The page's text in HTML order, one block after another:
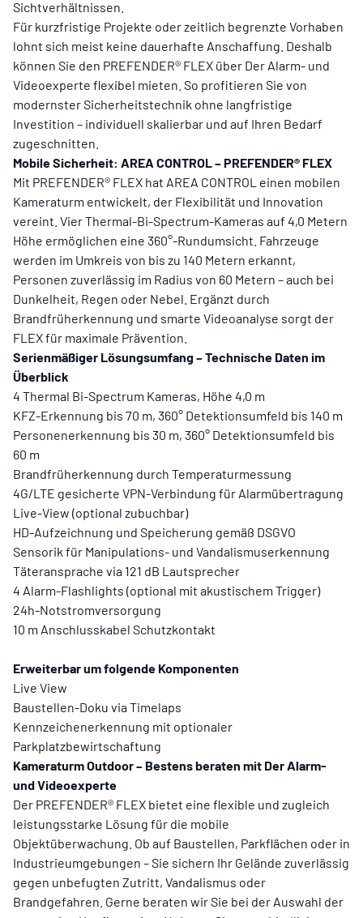
Sichtverhältnissen.
Für kurzfristige Projekte oder zeitlich begrenzte Vorhaben
lohnt sich meist keine dauerhafte Anschaffung. Deshalb
können Sie den PREFENDER® FLEX über Der Alarm- und
Videoexperte flexibel mieten. So profitieren Sie von
modernster Sicherheitstechnik ohne langfristige
Investition – individuell skalierbar und auf Ihren Bedarf
zugeschnitten.
Mobile Sicherheit: AREA CONTROL – PREFENDER® FLEX
Mit PREFENDER® FLEX hat AREA CONTROL einen mobilen
Kameraturm entwickelt, der Flexibilität und Innovation
vereint. Vier Thermal-Bi-Spectrum-Kameras auf 4,0 Metern
Höhe ermöglichen eine 360°-Rundumsicht. Fahrzeuge
werden im Umkreis von bis zu 140 Metern erkannt,
Personen zuverlässig im Radius von 60 Metern – auch bei
Dunkelheit, Regen oder Nebel. Ergänzt durch
Brandfrüherkennung und smarte Videoanalyse sorgt der
FLEX für maximale Prävention.
Serienmäßiger Lösungsumfang – Technische Daten im
Überblick
4 Thermal Bi-Spectrum Kameras, Höhe 4,0 m
KFZ-Erkennung bis 70 m, 360° Detektionsumfeld bis 140 m
Personenerkennung bis 30 m, 360° Detektionsumfeld bis
60 m
Brandfrüherkennung durch Temperaturmessung
4G/LTE gesicherte VPN-Verbindung für Alarmübertragung
Live-View (optional zubuchbar)
HD-Aufzeichnung und Speicherung gemäß DSGVO
Sensorik für Manipulations- und Vandalismuserkennung
Täteransprache via 121 dB Lautsprecher
4 Alarm-Flashlights (optional mit akustischem Trigger)
24h-Notstromversorgung
10 m Anschlusskabel Schutzkontakt
Erweiterbar um folgende Komponenten
Live View
Baustellen-Doku via Timelaps
Kennzeichenerkennung mit optionaler
Parkplatzbewirtschaftung
Kameraturm Outdoor – Bestens beraten mit Der Alarm-
und Videoexperte
Der PREFENDER® FLEX bietet eine flexible und zugleich
leistungsstarke Lösung für die mobile
Objektüberwachung. Ob auf Baustellen, Parkflächen oder in
Industrieumgebungen – Sie sichern Ihr Gelände zuverlässig
gegen unbefugten Zutritt, Vandalismus oder
Brandgefahren. Gerne beraten wir Sie bei der Auswahl der